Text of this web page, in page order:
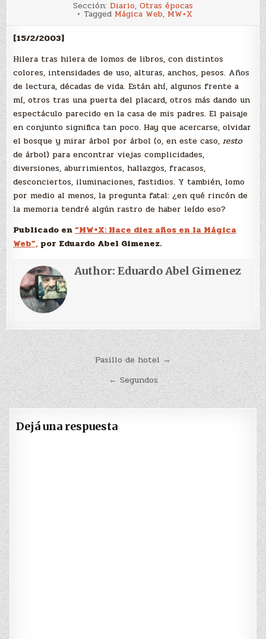
Sección: Diario, Otras épocas
Tagged Mágica Web, MW+X
[15/2/2003]
Hilera tras hilera de lomos de libros, con distintos
colores, intensidades de uso, alturas, anchos, pesos. Años
de lectura, décadas de vida. Están ahí, algunos frente a
mí, otros tras una puerta del placard, otros más dando un
espectáculo parecido en la casa de mis padres. El paisaje
en conjunto significa tan poco. Hay que acercarse, olvidar
el bosque y mirar árbol por árbol (o, en este caso,resto
de árbol) para encontrar viejas complicidades,
diversiones, aburrimientos, hallazgos, fracasos,
desconciertos, iluminaciones, fastidios. Y también, lomo
por medio al menos, la pregunta fatal: ¿en qué rincón de
la memoria tendré algún rastro de haber leído eso?
Publicado en“MW+X: Hace diez años en la Mágica
Web”, por Eduardo Abel Gimenez.
Author:Eduardo Abel Gimenez
Navegación
de
entradas
Pasillo de hotel →
← Segundos
Dejá una respuesta